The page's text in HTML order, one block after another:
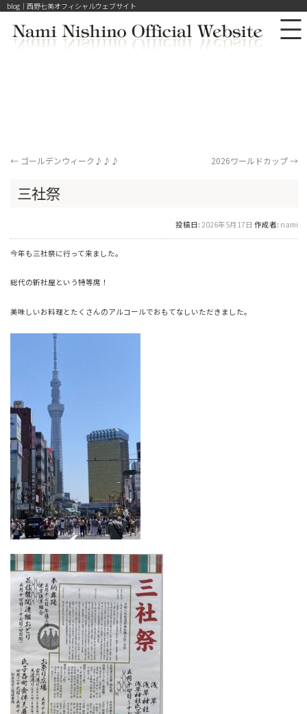
blog｜西野七美オフィシャルウェブサイト
←ゴールデンウィーク♪♪♪ 2026ワールドカップ→
三社祭
投稿日: 2026年5月17日 作成者: nami
今年も三社祭に行って来ました。
総代の新社屋という特等席！
美味しいお料理とたくさんのアルコールでおもてなしいただきました。